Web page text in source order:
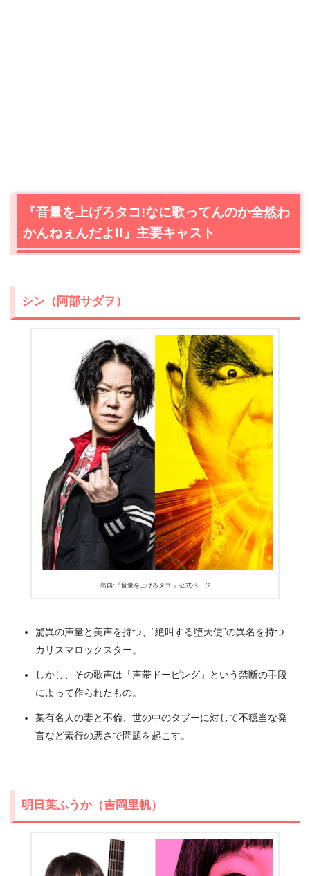
『音量を上げろタコ!なに歌ってんのか全然わ
かんねぇんだよ!!』主要キャスト
シン（阿部サダヲ）
出典:『音量を上げろタコ!』公式ページ
驚異の声量と美声を持つ、“絶叫する堕天使”の異名を持つ
カリスマロックスター。
しかし、その歌声は「声帯ドーピング」という禁断の手段
によって作られたもの。
某有名人の妻と不倫、世の中のタブーに対して不穏当な発
言など素行の悪さで問題を起こす。
明日葉ふうか（吉岡里帆）